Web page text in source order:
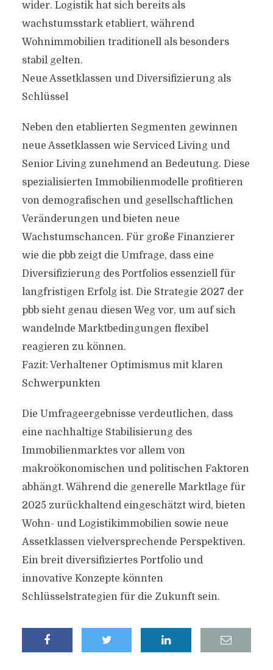
wider. Logistik hat sich bereits als
wachstumsstark etabliert, während
Wohnimmobilien traditionell als besonders
stabil gelten.
Neue Assetklassen und Diversifizierung als
Schlüssel
Neben den etablierten Segmenten gewinnen
neue Assetklassen wie Serviced Living und
Senior Living zunehmend an Bedeutung. Diese
spezialisierten Immobilienmodelle profitieren
von demografischen und gesellschaftlichen
Veränderungen und bieten neue
Wachstumschancen. Für große Finanzierer
wie die pbb zeigt die Umfrage, dass eine
Diversifizierung des Portfolios essenziell für
langfristigen Erfolg ist. Die Strategie 2027 der
pbb sieht genau diesen Weg vor, um auf sich
wandelnde Marktbedingungen flexibel
reagieren zu können.
Fazit: Verhaltener Optimismus mit klaren
Schwerpunkten
Die Umfrageergebnisse verdeutlichen, dass
eine nachhaltige Stabilisierung des
Immobilienmarktes vor allem von
makroökonomischen und politischen Faktoren
abhängt. Während die generelle Marktlage für
2025 zurückhaltend eingeschätzt wird, bieten
Wohn- und Logistikimmobilien sowie neue
Assetklassen vielversprechende Perspektiven.
Ein breit diversifiziertes Portfolio und
innovative Konzepte könnten
Schlüsselstrategien für die Zukunft sein.